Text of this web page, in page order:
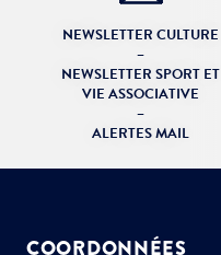
NEWSLETTER CULTURE
–
NEWSLETTER SPORT ET
VIE ASSOCIATIVE
–
ALERTES MAIL
COORDONNÉES